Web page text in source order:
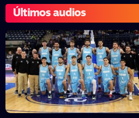
Últimos audios